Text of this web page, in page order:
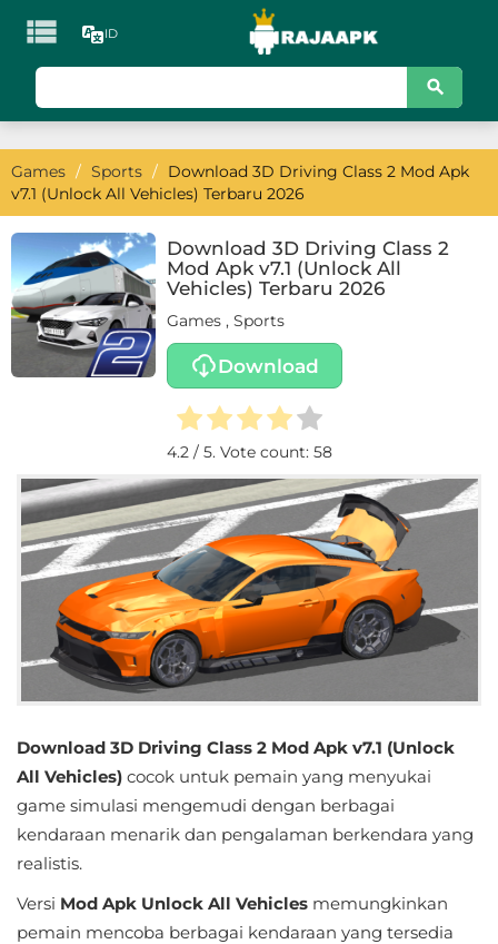
 ID
Games
Action
Arcade
Board
Card
Casual
Educational
First
Person
Horror
Music
Racing
Role
Games / Sports / Download 3D Driving Class 2 Mod Apk
v7.1 (Unlock All Vehicles) Terbaru 2026
Download 3D Driving Class 2
Mod Apk v7.1 (Unlock All
Vehicles) Terbaru 2026
Games , Sports
Download
4.2/ 5. Vote count: 58
Download 3D Driving Class 2 Mod Apk v7.1 (Unlock
All Vehicles) cocok untuk pemain yang menyukai
game simulasi mengemudi dengan berbagai
kendaraan menarik dan pengalaman berkendara yang
realistis.
Versi Mod Apk Unlock All Vehicles memungkinkan
pemain mencoba berbagai kendaraan yang tersedia